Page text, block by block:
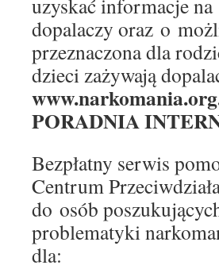
uzyskać informacje
dopalaczy oraz o
przeznaczona dla
dzieci zażywają
PORADNIA
Bezpłatny serwis
Centrum
do osób
problematyki
dla: